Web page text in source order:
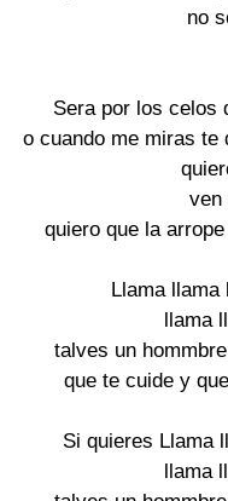
no
Sera por los celos
o cuando me miras te
ven
quiero que la
Llama llama
llama
talves un
que te cuide y
Si quieres Llama
llama